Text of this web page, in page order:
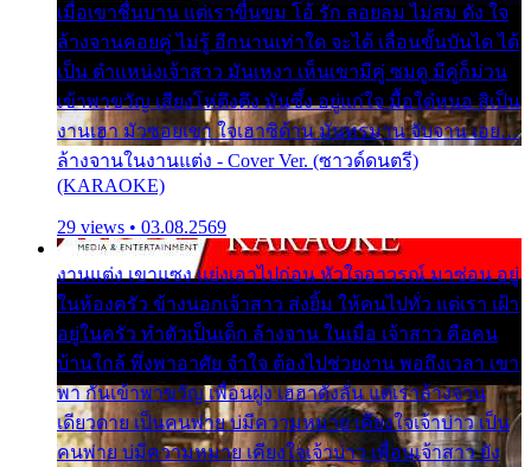
เมื่อเขาชื่นบาน แต่เราขื่นขม โอ้ รัก ลอยลม ไม่สม ดัง ใจ
ล้างจานคอยคู่ ไม่รู้ อีกนานเท่าใด จะได้ เลื่อนขั้นบันได ได้
เป็น ตำแหน่งเจ้าสาว มันเหงา เห็นเขามีคู่ ซมดู มีคู่ก็ม่วน
เข้าพาขวัญ เสียงโห่ตึงตึง มันซึ้ง อยู่แก่ใจ มื้อใด๋หนอ สิเป็น
งานเฮา มัวซอยเขา ใจเฮาซิด้าน มันทรมาน จับจาน เอย…
ล้างจานในงานแต่ง - Cover Ver. (ซาวด์ดนตรี)
(KARAOKE)
29 views • 03.08.2569
งานแต่ง เขาแซง แย่งเอาไปก่อน หัวใจอาวรณ์ มาซ่อน อยู่
ในห้องครัว ข้างนอกเจ้าสาว ส่งยิ้ม ให้คนไปทั่ว แต่เรา เฝ้า
อยู่ในครัว ทำตัวเป็นเด็ก ล้างจาน ในเมื่อ เจ้าสาว คือคน
บ้านใกล้ พึ่งพาอาศัย จำใจ ต้องไปช่วยงาน พอถึงเวลา เขา
พา กันเข้าพาขวัญ เพื่อนฝูง เฮฮาดังลั่น แต่เราล้างจาน
เดียวดาย เป็นคนพ่าย บ่มีความหมาย เคียงใจเจ้าบ่าว เป็น
คนพ่าย บ่มีความหมาย เคียงใจเจ้าบ่าว เพื่อนเจ้าสาว ยัง